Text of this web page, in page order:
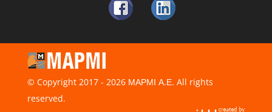
© Copyright 2017 - 2026 ΜΑΡΜΙ Α.Ε. All rights
reserved.